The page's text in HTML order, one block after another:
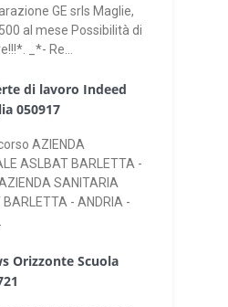
GE srls Maglie,
al mese Possibilità di
_*- Re...
di lavoro Indeed
050917
AZIENDA
ASLBAT BARLETTA -
SANITARIA
BARLETTA - ANDRIA -
Orizzonte Scuola